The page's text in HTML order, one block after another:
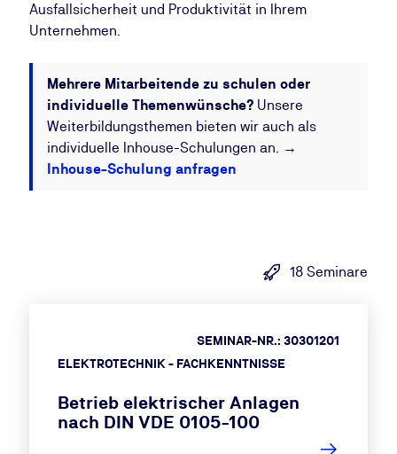
Ausfallsicherheit und Produktivität in Ihrem
Unternehmen.
Mehrere Mitarbeitende zu schulen oder
individuelle Themenwünsche?Unsere
Weiterbildungsthemen bieten wir auch als
individuelle Inhouse-Schulungen an. →
Inhouse-Schulung anfragen
18 Seminare
ELEKTROTECHNIK - FACHKENNTNISSE
SEMINAR-NR.: 30301201
Betrieb elektrischer Anlagen
nach DIN VDE 0105-100